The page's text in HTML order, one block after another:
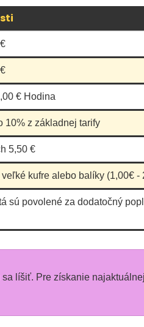
€ Hodina
10% z základnej tarify
5,50 €
kufre alebo balíky (1,00€ -
sú povolené za dodatočný
líšiť. Pre získanie